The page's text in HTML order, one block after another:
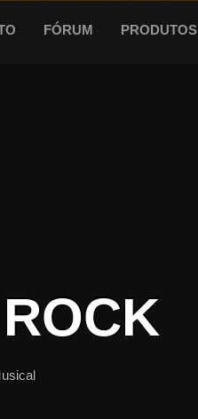
FÓRUM PRODUTOS